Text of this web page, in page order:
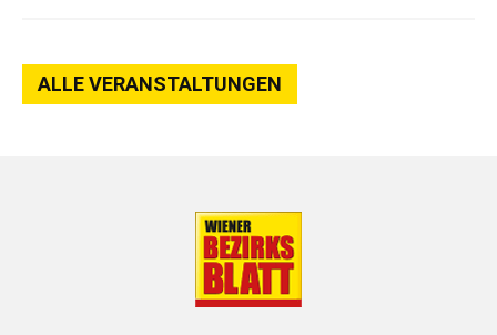
ALLE VERANSTALTUNGEN